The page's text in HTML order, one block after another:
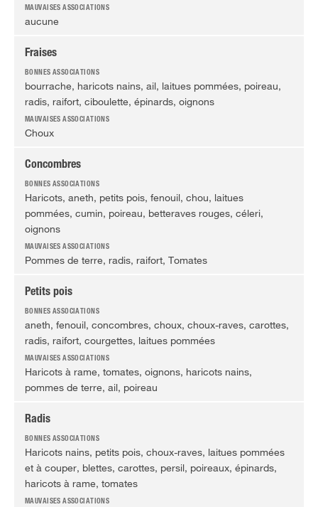
aucune
Fraises
bourrache, haricots nains, ail, laitues pommées, poireau,
radis, raifort, ciboulette, épinards, oignons
Choux
Concombres
Haricots, aneth, petits pois, fenouil, chou, laitues
pommées, cumin, poireau, betteraves rouges, céleri,
oignons
Pommes de terre, radis, raifort, Tomates
Petits pois
aneth, fenouil, concombres, choux, choux-raves, carottes,
radis, raifort, courgettes, laitues pommées
Haricots à rame, tomates, oignons, haricots nains,
pommes de terre, ail, poireau
Radis
Haricots nains, petits pois, choux-raves, laitues pommées
et à couper, blettes, carottes, persil, poireaux, épinards,
haricots à rame, tomates